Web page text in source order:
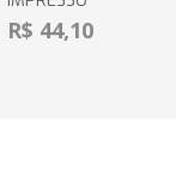
R$ 44,10